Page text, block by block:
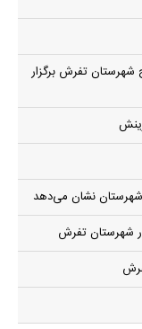
شهرستان تفرش برگزار
نشان می‌دهد
شهرستان تفرش